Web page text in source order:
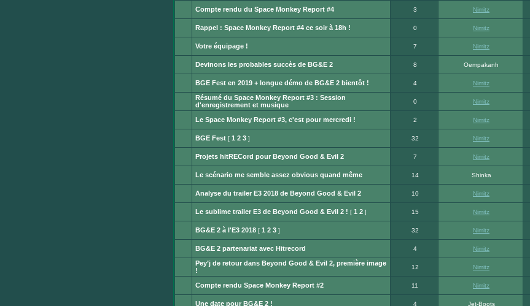
message
non
lu
Aucun
message
non
lu
Compte rendu du Space Monkey Report #4 3 Nimitz
Aucun
message
non
lu
Rappel : Space Monkey Report #4 ce soir à 18h ! 0 Nimitz
Aucun
message
non
lu
Votre équipage ! 7 Nimitz
Aucun
message
non
lu
Devinons les probables succès de BG&E 2 8 Oempakanh
Aucun
message
non
lu
BGE Fest en 2019 + longue démo de BG&E 2 bientôt ! 4 Nimitz
Aucun
message
non
lu
Résumé du Space Monkey Report #3 : Session
d'enregistrement et musique
0 Nimitz
Aucun
message
non
lu
Le Space Monkey Report #3, c'est pour mercredi ! 2 Nimitz
Aucun
message
non
lu
BGE Fest[ 1 2 3] 32 Nimitz
Aucun
message
non
lu
Projets hitRECord pour Beyond Good & Evil 2 7 Nimitz
Aucun
message
non
lu
Le scénario me semble assez obvious quand même 14 Shinka
Aucun
message
non
lu
Analyse du trailer E3 2018 de Beyond Good & Evil 2 10 Nimitz
Aucun
message
non
lu
Le sublime trailer E3 de Beyond Good & Evil 2 ! [ 1 2] 15 Nimitz
Aucun
message
non
lu
BG&E 2 à l'E3 2018[ 1 2 3] 32 Nimitz
Aucun
message
non
lu
BG&E 2 partenariat avec Hitrecord 4 Nimitz
Aucun
message
non
lu
Pey’j de retour dans Beyond Good & Evil 2, première image
!
12 Nimitz
Aucun
message
Compte rendu Space Monkey Report #2 11 Nimitz
Une date pour BG&E 2 ! 4 Jet-Boots